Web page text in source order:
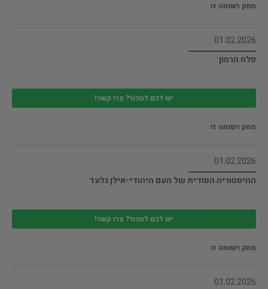
מחק רשומה זו
01.02.2026
פלח הרמון
יש לכם למכור? צרו קשר!
מחק רשומה זו
01.02.2026
ההיסטוריה הסודית של העם היהודי-אילן גלעד
יש לכם למכור? צרו קשר!
מחק רשומה זו
01.02.2026